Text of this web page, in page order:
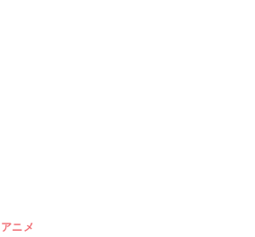
アニメ